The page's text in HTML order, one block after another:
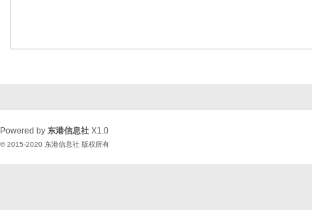
Powered by 东港信息社 X1.0
© 2015-2020 东港信息社 版权所有